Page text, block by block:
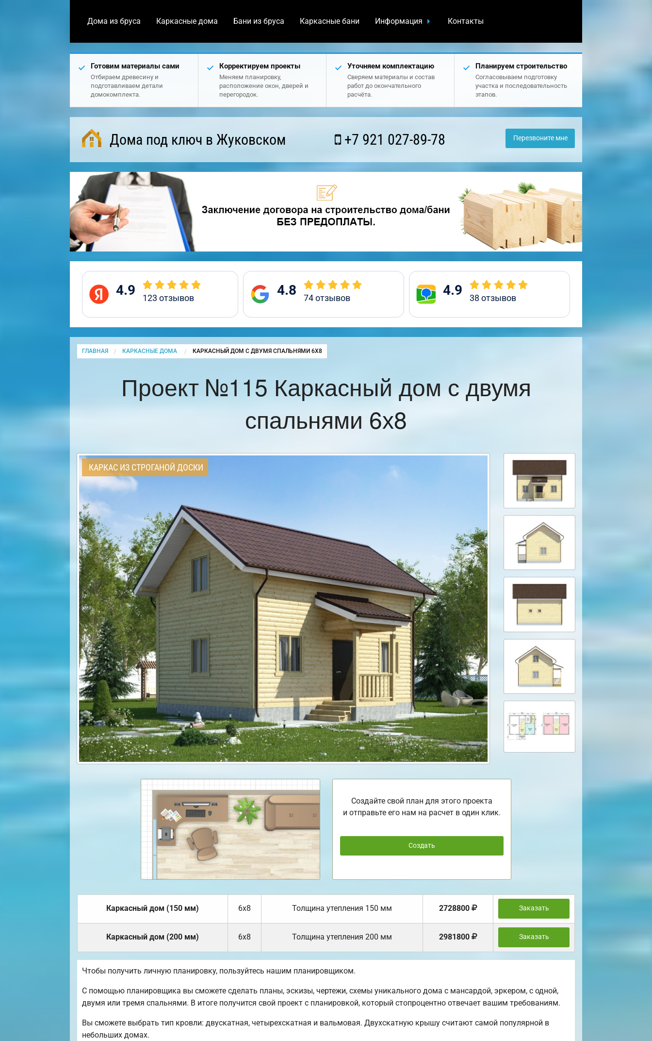
Дома из бруса Каркасные дома Бани из бруса Каркасные бани Информация Контакты
Готовим материалы сами
Отбираем древесину и
подготавливаем детали
домокомплекта.
Корректируем проекты
Меняем планировку,
расположение окон, дверей и
перегородок.
Уточняем комплектацию
Сверяем материалы и состав
работ до окончательного
расчёта.
Планируем строительство
Согласовываем подготовку
участка и последовательность
этапов.
Дома под ключ в Жуковском +7 921 027-89-78 Перезвоните мне
4.9 123 отзывов 4.8 74отзывов 4.9 38 отзывов
ГЛАВНАЯ КАРКАСНЫЕ ДОМА CURRENT:
КАРКАСНЫЙ ДОМ С ДВУМЯ СПАЛЬНЯМИ 6Х8
Проект №115 Каркасный дом с двумя
спальнями 6х8
КАРКАС ИЗ СТРОГАНОЙ ДОСКИ
Создайте свой план для этого проекта
и отправьте его нам на расчет в один клик.
Создать
Каркасный дом (150 мм) 6х8 Толщина утепления 150 мм 2728800 Заказать
Каркасный дом (200 мм) 6х8 Толщина утепления 200 мм 2981800 Заказать
Чтобы получить личную планировку, пользуйтесь нашим планировщиком.
С помощью планировщика вы сможете сделать планы, эскизы, чертежи, схемы уникального дома с мансардой, эркером, с одной,
двумя или тремя спальнями. В итоге получится свой проект с планировкой, который стопроцентно отвечает вашим требованиям.
Вы сможете выбрать тип кровли: двускатная, четырехскатная и вальмовая. Двухскатную крышу считают самой популярной в
небольших домах.